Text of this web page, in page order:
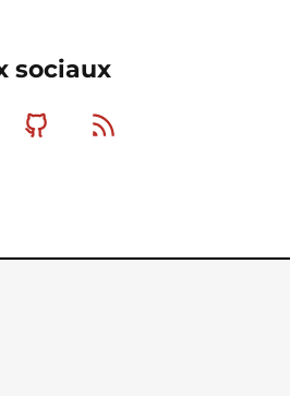
sociaux
MastodonGithub